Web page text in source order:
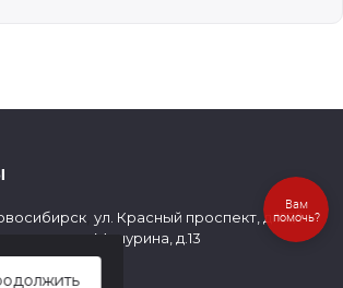
ул. Красный проспект, д.157/1
ул. Мичурина, д.13
500-73-43
Вам
помочь?